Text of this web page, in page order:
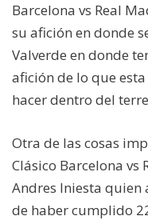
Barcelona vs Real
su afición en donde
Valverde en donde
afición de lo que
hacer dentro del
Otra de las cosas
Clásico Barcelona
Andres Iniesta quien
de haber cumplido